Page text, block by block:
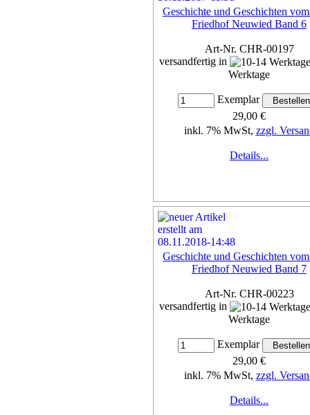
Geschichte und Geschichten
Friedhof Neuwied Band 6
Art-Nr. CHR-00197
versandfertig in
Werktage
Exemplar
29,00 €
inkl. 7% MwSt, zzgl.
Details...
Geschichte und Geschichten
Friedhof Neuwied Band 7
Art-Nr. CHR-00223
versandfertig in
Werktage
Exemplar
29,00 €
inkl. 7% MwSt, zzgl.
Details...